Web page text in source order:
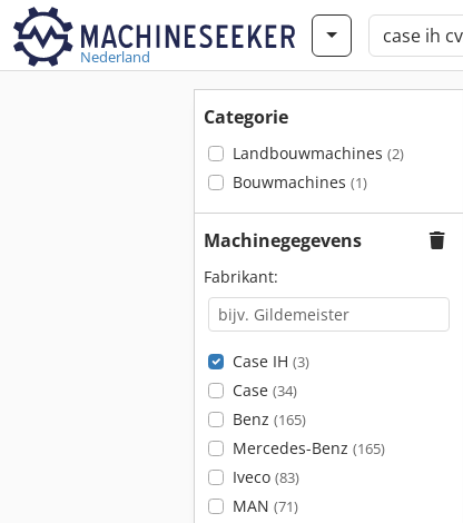
Nederland
Categorie
Landbouwmachines (2)
Bouwmachines (1)
Machinegegevens
Fabrikant:
Case IH (3)
Case (34)
Benz (165)
Mercedes-Benz (165)
Iveco (83)
MAN (71)